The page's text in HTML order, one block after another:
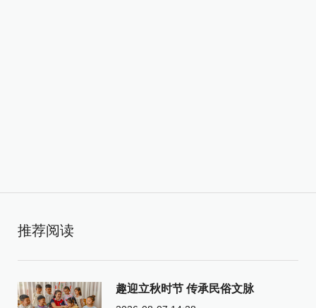
推荐阅读
趣迎立秋时节 传承民俗文脉